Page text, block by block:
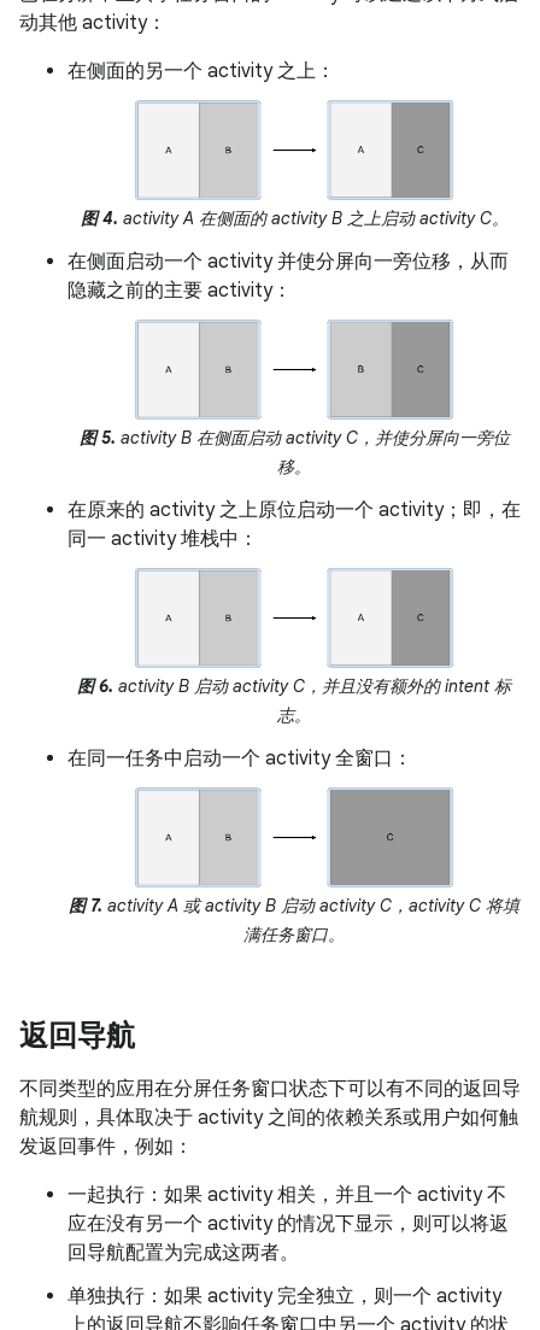
动其他 activity：
在侧面的另一个 activity 之上：
图 4. activity A 在侧面的 activity B 之上启动 activity C。
在侧面启动一个 activity 并使分屏向一旁位移，从而
隐藏之前的主要 activity：
图 5. activity B 在侧面启动 activity C，并使分屏向一旁位
移。
在原来的 activity 之上原位启动一个 activity；即，在
同一 activity 堆栈中：
图 6. activity B 启动 activity C，并且没有额外的 intent 标
志。
在同一任务中启动一个 activity 全窗口：
图 7. activity A 或 activity B 启动 activity C，activity C 将填
满任务窗口。
返回导航
不同类型的应用在分屏任务窗口状态下可以有不同的返回导
航规则，具体取决于 activity 之间的依赖关系或用户如何触
发返回事件，例如：
一起执行：如果 activity 相关，并且一个 activity 不
应在没有另一个 activity 的情况下显示，则可以将返
回导航配置为完成这两者。
单独执行：如果 activity 完全独立，则一个 activity